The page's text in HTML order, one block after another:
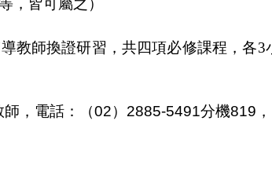
教師換證研習，共四項必修課程，各3
，電話：（02）2885-5491分機819